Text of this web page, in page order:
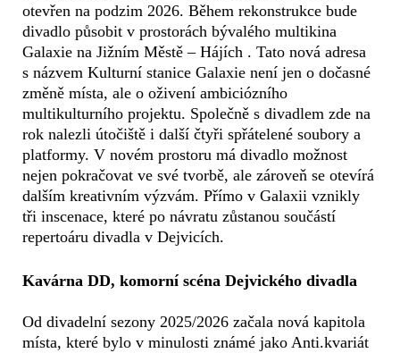
otevřen na podzim 2026. Během rekonstrukce bude
divadlo působit v prostorách bývalého multikina
Galaxie na Jižním Městě – Hájích . Tato nová adresa
s názvem Kulturní stanice Galaxie není jen o dočasné
změně místa, ale o oživení ambiciózního
multikulturního projektu. Společně s divadlem zde na
rok nalezli útočiště i další čtyři spřátelené soubory a
platformy. V novém prostoru má divadlo možnost
nejen pokračovat ve své tvorbě, ale zároveň se otevírá
dalším kreativním výzvám. Přímo v Galaxii vznikly
tři inscenace, které po návratu zůstanou součástí
repertoáru divadla v Dejvicích.
Kavárna DD, komorní scéna Dejvického divadla
Od divadelní sezony 2025/2026 začala nová kapitola
místa, které bylo v minulosti známé jako Anti.kvariát